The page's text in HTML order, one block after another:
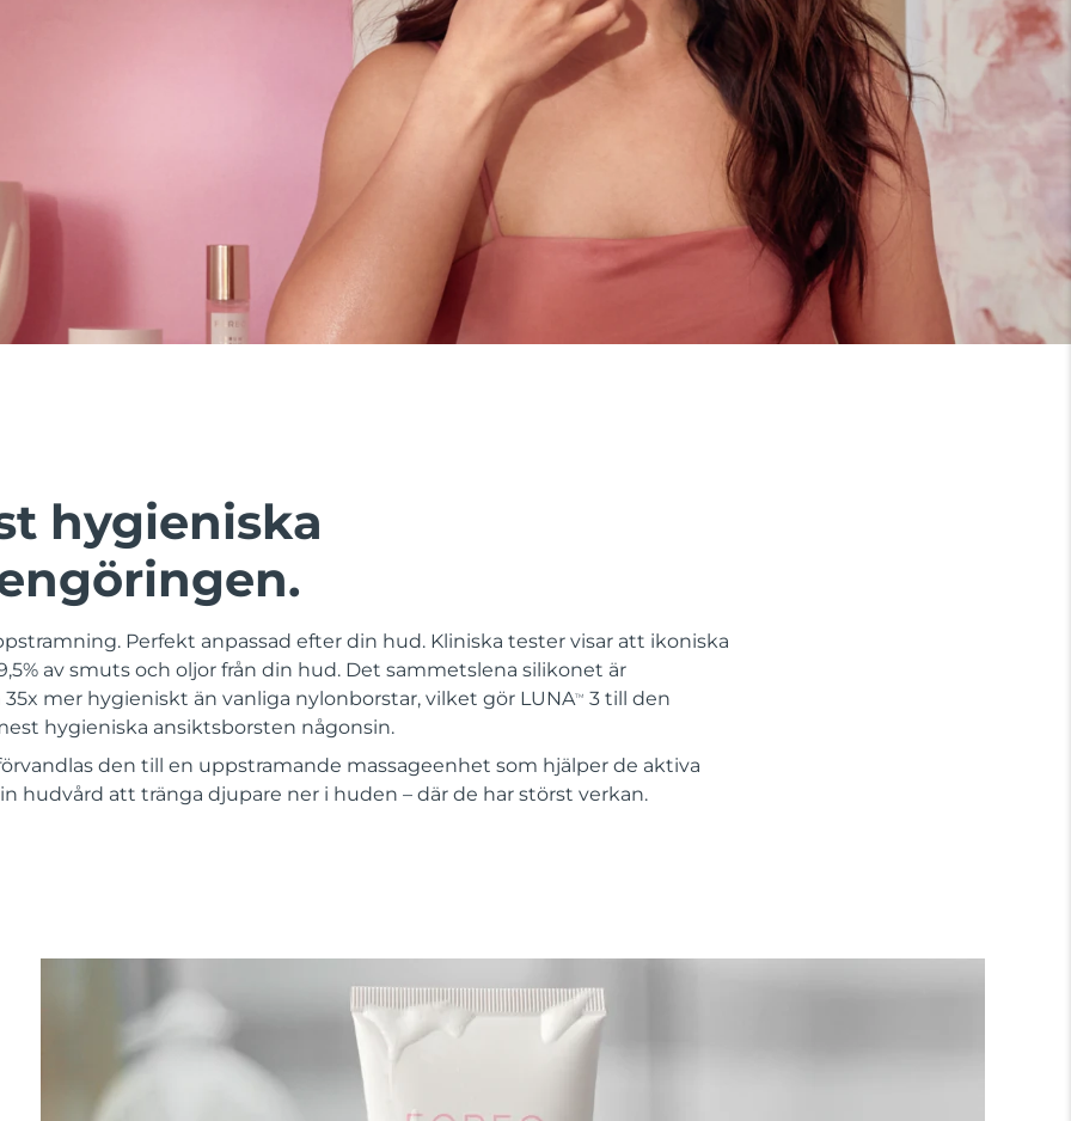
hygieniska
Perfekt anpassad efter din hud. Kliniska tester visar att ikoniska
av smuts och oljor från din hud. Det sammetslena silikonet är
mer hygieniskt än vanliga nylonborstar, vilket gör LUNATM
3 till den
hygieniska ansiktsborsten någonsin.
den till en uppstramande massageenhet som hjälper de aktiva
hudvård att tränga djupare ner i huden – där de har störst verkan.
Mina prenumerationer